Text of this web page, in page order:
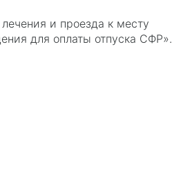
и проезда к месту
для оплаты отпуска СФР».